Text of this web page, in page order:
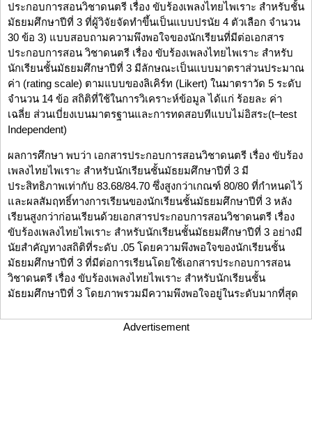
ประกอบการสอนวิชาดนตรี เรื่อง ขับร้องเพลงไทยไพเราะ สำหรับชั้น
มัธยมศึกษาปีที่ 3 ที่ผู้วิจัยจัดทำขึ้นเป็นแบบปรนัย 4 ตัวเลือก จำนวน
30 ข้อ 3) แบบสอบถามความพึงพอใจของนักเรียนที่มีต่อเอกสาร
ประกอบการสอน วิชาดนตรี เรื่อง ขับร้องเพลงไทยไพเราะ สำหรับ
นักเรียนชั้นมัธยมศึกษาปีที่ 3 มีลักษณะเป็นแบบมาตราส่วนประมาณ
ค่า (rating scale) ตามแบบของลิเคิร์ท (Likert) ในมาตราวัด 5 ระดับ
จำนวน 14 ข้อ สถิติที่ใช้ในการวิเคราะห์ข้อมูล ได้แก่ ร้อยละ ค่า
เฉลี่ย ส่วนเบี่ยงเบนมาตรฐานและการทดสอบทีแบบไม่อิสระ(t–test
Independent)
ผลการศึกษา พบว่า เอกสารประกอบการสอนวิชาดนตรี เรื่อง ขับร้อง
เพลงไทยไพเราะ สำหรับนักเรียนชั้นมัธยมศึกษาปีที่ 3 มี
ประสิทธิภาพเท่ากับ 83.68/84.70 ซึ่งสูงกว่าเกณฑ์ 80/80 ที่กำหนดไว้
และผลสัมฤทธิ์ทางการเรียนของนักเรียนชั้นมัธยมศึกษาปีที่ 3 หลัง
เรียนสูงกว่าก่อนเรียนด้วยเอกสารประกอบการสอนวิชาดนตรี เรื่อง
ขับร้องเพลงไทยไพเราะ สำหรับนักเรียนชั้นมัธยมศึกษาปีที่ 3 อย่างมี
นัยสำคัญทางสถิติที่ระดับ .05 โดยความพึงพอใจของนักเรียนชั้น
มัธยมศึกษาปีที่ 3 ที่มีต่อการเรียนโดยใช้เอกสารประกอบการสอน
วิชาดนตรี เรื่อง ขับร้องเพลงไทยไพเราะ สำหรับนักเรียนชั้น
มัธยมศึกษาปีที่ 3 โดยภาพรวมมีความพึงพอใจอยู่ในระดับมากที่สุด
Advertisement